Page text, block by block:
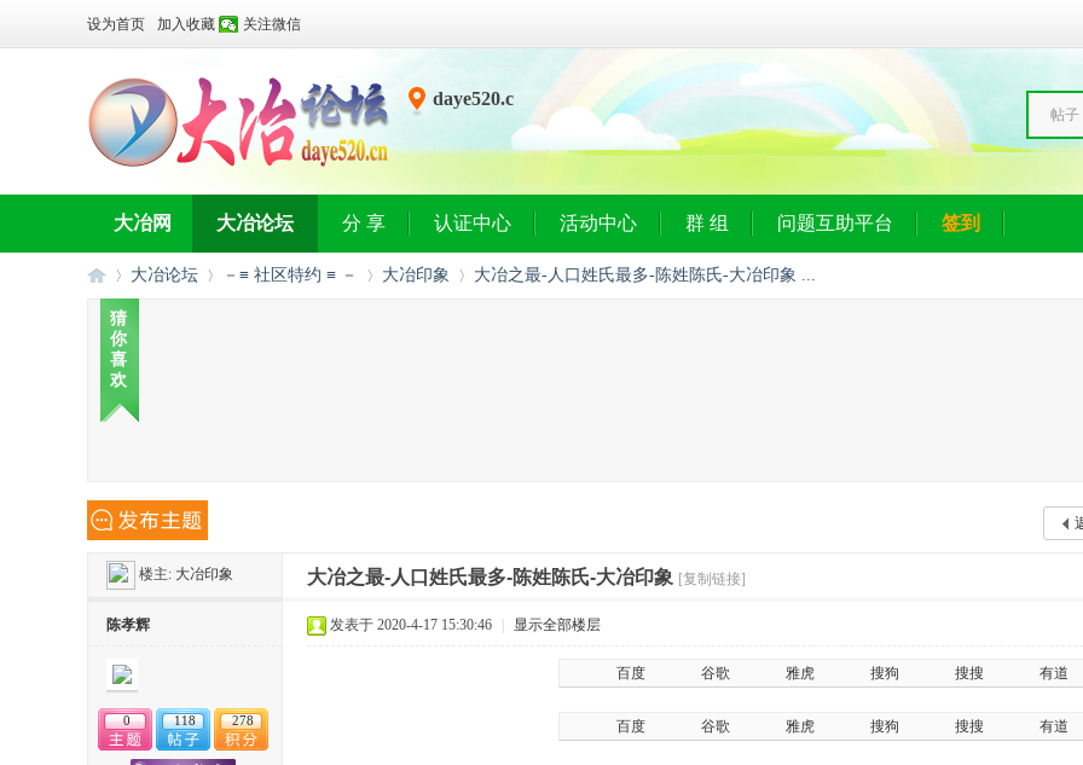
设为首页 加入收藏 关注微信
daye520.c
帖子
大冶网 大冶论坛 分 享 认证中心 活动中心 群 组 问题互助平台 签到
»
大冶论坛 －≡ 社区特约 ≡ － 大冶印象 大冶之最-人口姓氏最多-陈姓陈氏-大冶印象 ...
猜
你
喜
欢
楼主: 大冶印象 大冶之最-人口姓氏最多-陈姓陈氏-大冶印象 [复制链接]
陈孝辉
0 118 278
发表于 2020-4-17 15:30:46 显示全部楼层
百度 谷歌 雅虎 搜狗 搜搜 有道
百度 谷歌 雅虎 搜狗 搜搜 有道